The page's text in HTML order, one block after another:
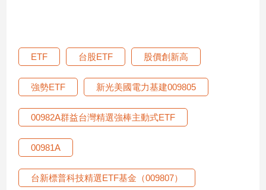
星
聞
行/
時
尚
追
星
ETF 台股ETF 股價創新高
強勢ETF 新光美國電力基建009805
00982A群益台灣精選強棒主動式ETF
00981A
台新標普科技精選ETF基金（009807）